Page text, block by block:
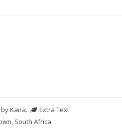
Kaira.
Extra Text
South Africa